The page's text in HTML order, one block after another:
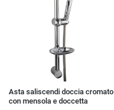
Asta saliscendi doccia cromato
con mensola e doccetta